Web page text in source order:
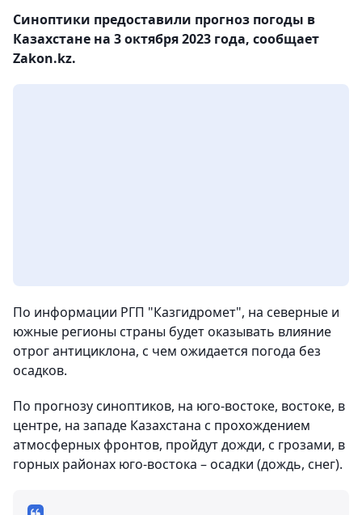
Синоптики предоставили прогноз погоды в
Казахстане на 3 октября 2023 года, сообщает
Zakon.kz.
По информации РГП "Казгидромет", на северные и
южные регионы страны будет оказывать влияние
отрог антициклона, с чем ожидается погода без
осадков.
По прогнозу синоптиков, на юго-востоке, востоке, в
центре, на западе Казахстана с прохождением
атмосферных фронтов, пройдут дожди, с грозами, в
горных районах юго-востока – осадки (дождь, снег).